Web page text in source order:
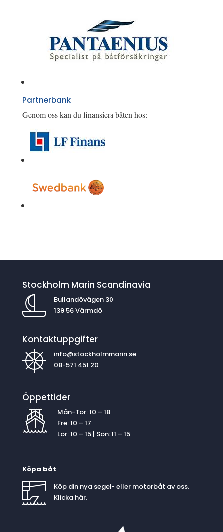
Partnerbank
Genom oss kan du finansiera båten hos:
Stockholm Marin Scandinavia
Bullandövägen 30
139 56 Värmdö
Kontaktuppgifter
info@stockholmmarin.se
08-571 451 20
Öppettider
Mån-Tor: 10 – 18
Fre: 10 – 17
Lör: 10 – 15 | Sön: 11 – 15
Köpa båt
Köp din nya segel- eller motorbåt av oss.
Klicka här.